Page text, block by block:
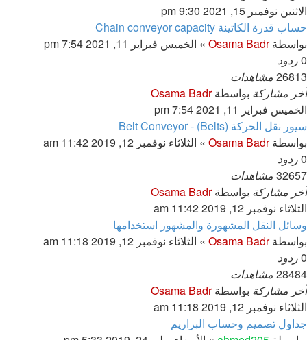
الاثنين نوفمبر 15, 2021 9:30 pm
حساب قدرة الكاتينة Chain conveyor capacity
بواسطةOsama Badr
» الخميس فبراير 11, 2021 7:54 pm
0ردود
26813 مشاهدات
آخر مشاركة بواسطةOsama Badr
الخميس فبراير 11, 2021 7:54 pm
سيور نقل الحركة (Belts) - Belt Conveyor
بواسطةOsama Badr
» الثلاثاء نوفمبر 12, 2019 11:42 am
0ردود
32657 مشاهدات
آخر مشاركة بواسطةOsama Badr
الثلاثاء نوفمبر 12, 2019 11:42 am
وسائل النقل المشهورة والمشهور استخدامها
بواسطةOsama Badr
» الثلاثاء نوفمبر 12, 2019 11:18 am
0ردود
28484 مشاهدات
آخر مشاركة بواسطةOsama Badr
الثلاثاء نوفمبر 12, 2019 11:18 am
جداول تصميم وحساب البراريم